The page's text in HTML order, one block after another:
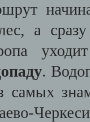
а
.
самых